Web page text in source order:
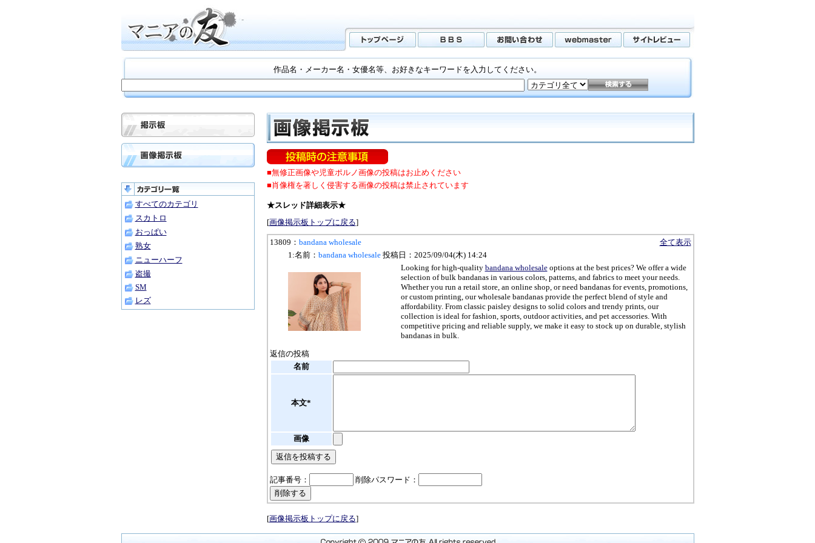
作品名・メーカー名・女優名等、お好きなキーワードを入力してください。
すべてのカテゴリ
スカトロ
おっぱい
熟女
ニューハーフ
盗撮
SM
レズ
■無修正画像や児童ポルノ画像の投稿はお止めください
■肖像権を著しく侵害する画像の投稿は禁止されています
★スレッド詳細表示★
[画像掲示板トップに戻る]
13809： bandana wholesale
全て表示
1:名前： bandana wholesale投稿日：2025/09/04(木) 14:24
Looking for high-quality bandana wholesaleoptions at the best prices? We offer a wide
selection of bulk bandanas in various colors, patterns, and fabrics to meet your needs.
Whether you run a retail store, an online shop, or need bandanas for events, promotions,
or custom printing, our wholesale bandanas provide the perfect blend of style and
affordability. From classic paisley designs to solid colors and trendy prints, our
collection is ideal for fashion, sports, outdoor activities, and pet accessories. With
competitive pricing and reliable supply, we make it easy to stock up on durable, stylish
bandanas in bulk.
返信の投稿
名前
本文*
画像
記事番号： 削除パスワード：
[画像掲示板トップに戻る]